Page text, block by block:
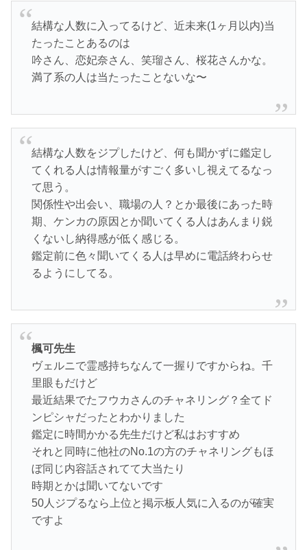
結構な人数に入ってるけど、近未来(1ヶ月以内)当
たったことあるのは
吟さん、恋妃奈さん、笑瑠さん、桜花さんかな。
満了系の人は当たったことないな〜
結構な人数をジプしたけど、何も聞かずに鑑定し
てくれる人は情報量がすごく多いし視えてるなっ
て思う。
関係性や出会い、職場の人？とか最後にあった時
期、ケンカの原因とか聞いてくる人はあんまり鋭
くないし納得感が低く感じる。
鑑定前に色々聞いてくる人は早めに電話終わらせ
るようにしてる。
楓可先生
ヴェルニで霊感持ちなんて一握りですからね。千
里眼もだけど
最近結果でたフウカさんのチャネリング？全てド
ンピシャだったとわかりました
鑑定に時間かかる先生だけど私はおすすめ
それと同時に他社のNo.1の方のチャネリングもほ
ぼ同じ内容話されてて大当たり
時期とかは聞いてないです
50人ジプるなら上位と掲示板人気に入るのが確実
ですよ